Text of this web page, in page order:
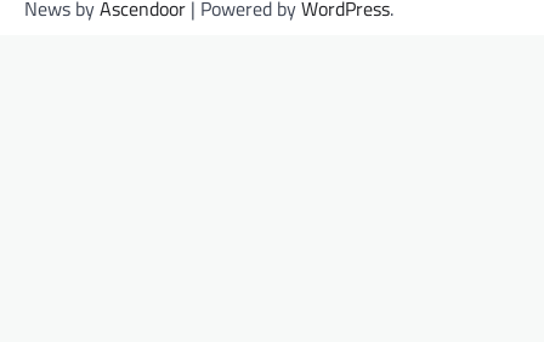
News byAscendoor | Powered byWordPress.